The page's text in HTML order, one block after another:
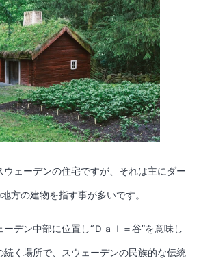
ェーデンの住宅ですが、それは主にダー
方の建物を指す事が多いです。
デン中部に位置し“Ｄａｌ＝谷”を意味し
続く場所で、スウェーデンの民族的な伝統